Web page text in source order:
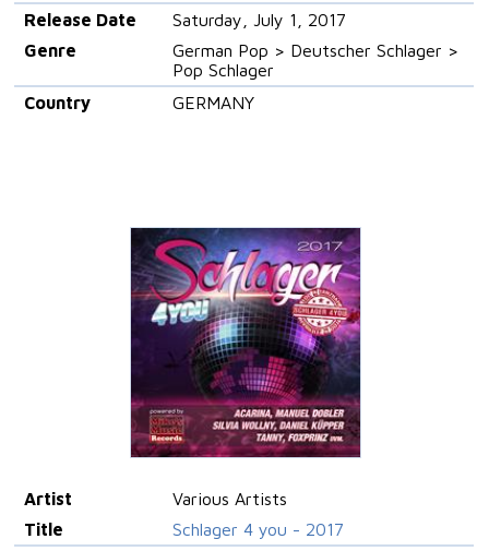
Release Date
Saturday, July 1, 2017
Genre
German Pop > Deutscher Schlager >
Pop Schlager
Country
GERMANY
Artist
Various Artists
Title
Schlager 4 you - 2017